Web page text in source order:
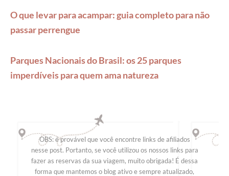
O que levar para acampar: guia completo para não
passar perrengue
Parques Nacionais do Brasil: os 25 parques
imperdíveis para quem ama natureza
OBS: é provável que você encontre links de afiliados
nesse post. Portanto, se você utilizou os nossos links para
fazer as reservas da sua viagem, muito obrigada! É dessa
forma que mantemos o blog ativo e sempre atualizado,